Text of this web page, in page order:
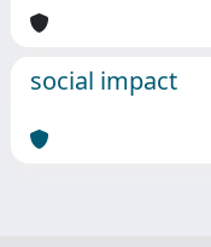
social impact